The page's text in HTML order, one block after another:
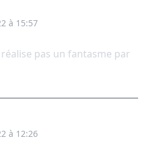
à 15:57
pas un fantasme par
à 12:26